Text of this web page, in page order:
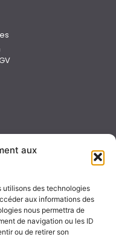
aux
utilisons des technologies
aux informations des
nous permettra de
de navigation ou les ID
ou de retirer son